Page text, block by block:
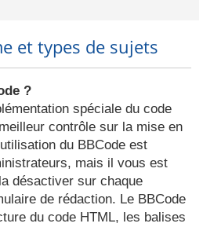
et types de sujets
?
spéciale du code
contrôle sur la mise en
du BBCode est
mais il vous est
désactiver sur chaque
de rédaction. Le BBCode
du code HTML, les balises